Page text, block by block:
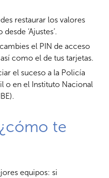
restaurar los valores
‘Ajustes’.
el PIN de acceso
como el de tus tarjetas.
el suceso a la Policía
o en el Instituto Nacional
te
equipos: si